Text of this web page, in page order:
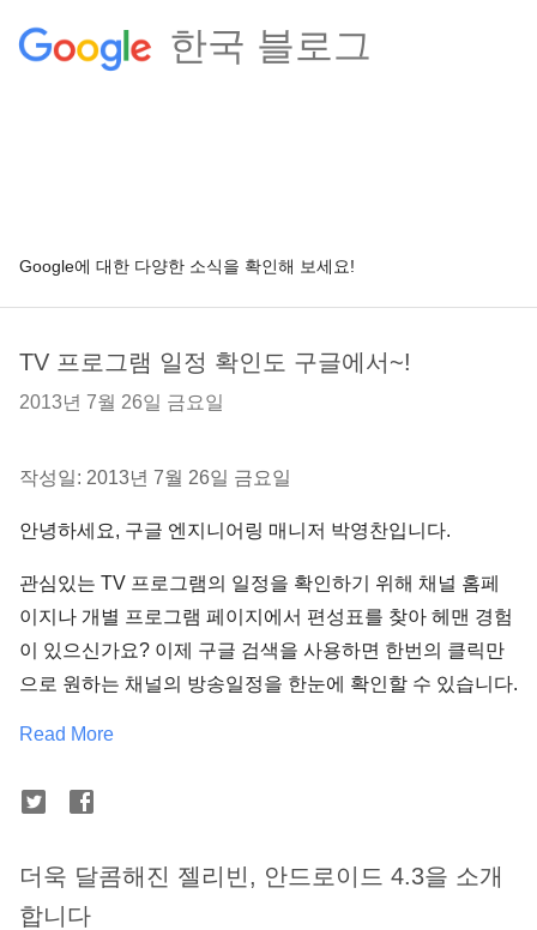
한국 블로그
Google에 대한 다양한 소식을 확인해 보세요!
TV 프로그램 일정 확인도 구글에서~!
2013년 7월 26일 금요일
작성일: 2013년 7월 26일 금요일
안녕하세요, 구글 엔지니어링 매니저 박영찬입니다.
관심있는 TV 프로그램의 일정을 확인하기 위해 채널 홈페
이지나 개별 프로그램 페이지에서 편성표를 찾아 헤맨 경험
이 있으신가요? 이제 구글 검색을 사용하면 한번의 클릭만
으로 원하는 채널의 방송일정을 한눈에 확인할 수 있습니다.
Read More
더욱 달콤해진 젤리빈, 안드로이드 4.3을 소개
합니다